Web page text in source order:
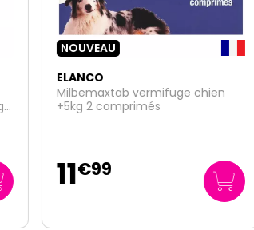
ELANCO
AdTab 225mg traitement puces
et tiques chien 5,5 à 11kg 3
26€